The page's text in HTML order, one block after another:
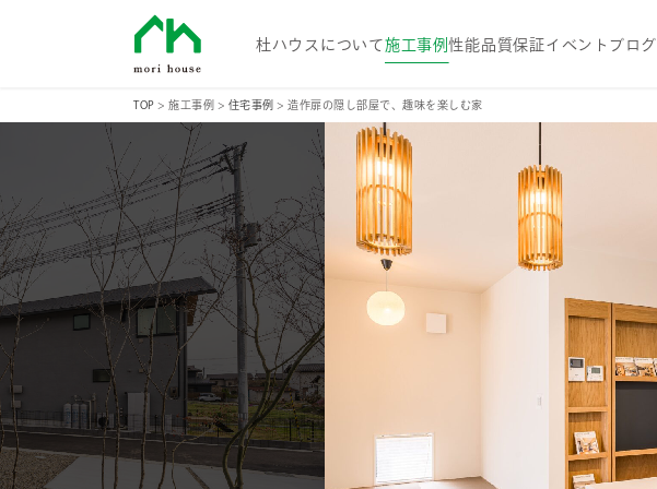
杜ハウスについて施工事例性能品質保証イベント ブログ
TOP > 施工事例 > 住宅事例 > 造作扉の隠し部屋で、趣味を楽しむ家